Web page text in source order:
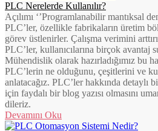
PLC Nerelerde Kullanılır?
Açılımı ‘’Programlanabilir mantıksal
PLC’ler, özellikle fabrikaların üretim
görev üstlenirler. Çalışma verimini
PLC’ler, kullanıcılarına birçok avantaj
Mühendislik olarak hazırladığımız bu
PLC’lerin ne olduğunu, çeşitlerini ve
anlatacağız. PLC’ler hakkında detaylı
için faydalı bir blog yazısı olmasını
dileriz.
Devamını Oku